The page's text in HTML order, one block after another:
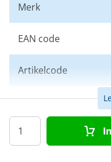
Merk
EAN code
Artikelcode
Maat
Kleur